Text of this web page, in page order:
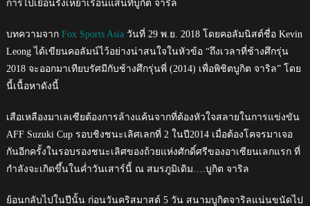
การไปเยือนรังเหย้าเรือนแสนที่บูกิต จาริล
บทความจาก Fox Sports Asiaวันที่ 29 พ.ย. 2018 โดยคอลัมนิสต์ชื่อ Kevin
Leong ได้เขียนคอลัมน์ไว้อย่างน่าสนใจในหัวข้อ “ถึงเวลาที่ช้างศึกรุ่น
2018 จะออกมาเทียบรัศมีกับช้างศึกรุ่นพี่ (2014) เพื่อพิชิตบูกิต จาริล” โดย
นี้เนื้อหาดังนี้
เสือเหลืองมาเลเซียต้องการล้างแค้นจากที่ต้องหัวใจสลายในการแข่งขัน
AFF Suzuki Cup รอบชิงชนะเลิศเลกที่ 2 ในปี2014 เมื่อต้องโคจรมาเจอ
กันอีกครั้งในรอบรองชนะเลิศของถ้วยแห่งศักดิ์ศรีของอาเซียนเลกแรก ที่
กำลังจะเกิดขึ้นในค่ำวันเสาร์นี้ ณ สมรภูมิเดิม….บูกิต จาริล
ย้อนกลับไปในปีนั้น ก่อนวันคริสมาสต์ 5 วัน สนามบูกิตจาริลแน่นขนัดไป